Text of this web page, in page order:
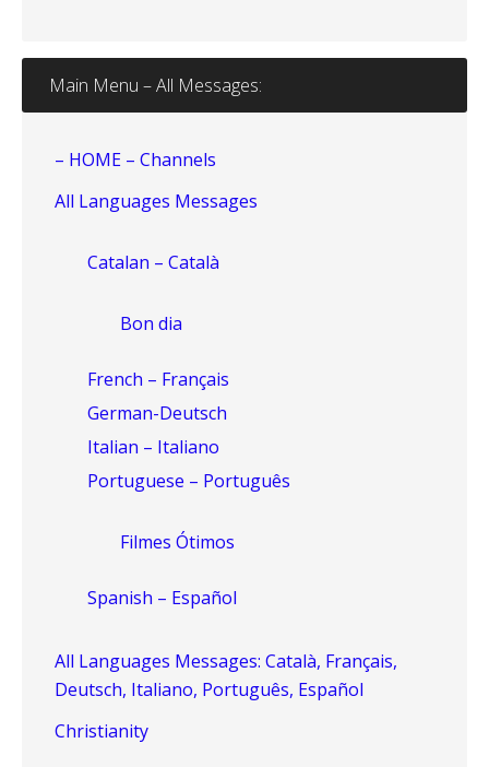
Main Menu – All Messages:
– HOME – Channels
All Languages Messages
Catalan – Català
Bon dia
French – Français
German-Deutsch
Italian – Italiano
Portuguese – Português
Filmes Ótimos
Spanish – Español
All Languages Messages: Català, Français,
Deutsch, Italiano, Português, Español
Christianity